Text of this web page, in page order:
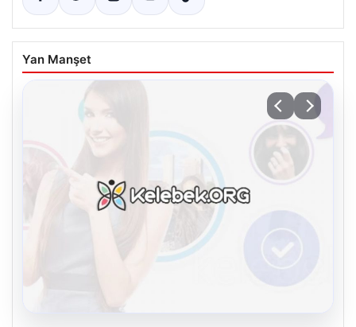
Yan Manşet
07.08.2026
mensubunun ablası gözaltına alındı
Piyasa Verileri